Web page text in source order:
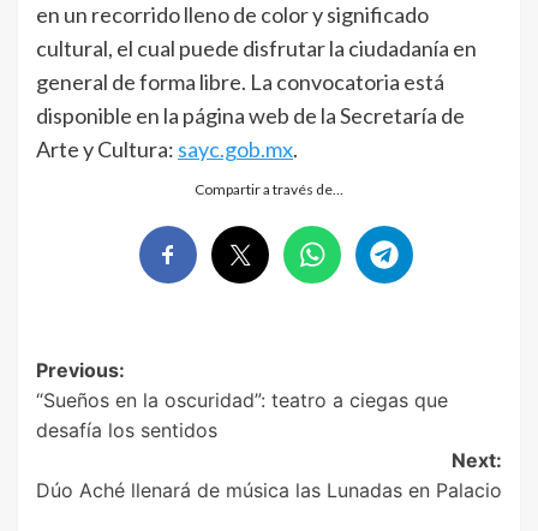
en un recorrido lleno de color y significado
cultural, el cual puede disfrutar la ciudadanía en
general de forma libre. La convocatoria está
disponible en la página web de la Secretaría de
Arte y Cultura: sayc.gob.mx.
Compartir a través de…
Post
navigation
Previous:
“Sueños en la oscuridad”: teatro a ciegas que
desafía los sentidos
Next:
Dúo Aché llenará de música las Lunadas en Palacio